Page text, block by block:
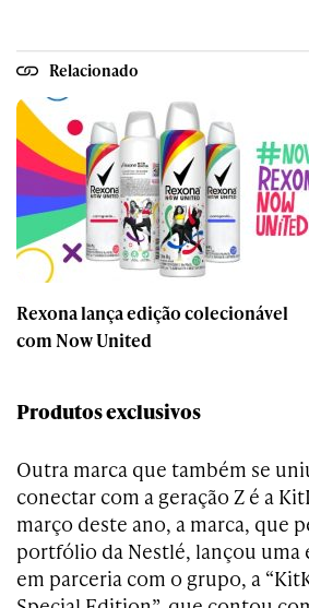
Relacionado
Rexona lança edição colecionável
com Now United
Produtos exclusivos
Outra marca que também se
conectar com a geração Z é a
março deste ano, a marca, que
portfólio da Nestlé, lançou uma
em parceria com o grupo, a